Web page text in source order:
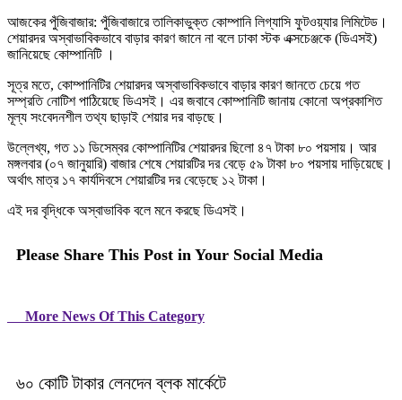
আজকের পুঁজিবাজার: পুঁজিবাজারে তালিকাভুক্ত কোম্পানি লিগ্যাসি ফুটওয়্যার লিমিটেড।
শেয়ারদর অস্বাভাবিকভাবে বাড়ার কারণ জানে না বলে ঢাকা স্টক এক্সচেঞ্জকে (ডিএসই)
জানিয়েছে কোম্পানিটি ।
সূত্র মতে, কোম্পানিটির শেয়ারদর অস্বাভাবিকভাবে বাড়ার কারণ জানতে চেয়ে গত
সম্প্রতি নোটিশ পাঠিয়েছে ডিএসই। এর জবাবে কোম্পানিটি জানায় কোনো অপ্রকাশিত
মূল্য সংবেদনশীল তথ্য ছাড়াই শেয়ার দর বাড়ছে।
উল্লেখ্য, গত ১১ ডিসেম্বর কোম্পানিটির শেয়ারদর ছিলো ৪৭ টাকা ৮০ পয়সায়। আর
মঙ্গলবার (০৭ জানুয়ারি) বাজার শেষে শেয়ারটির দর বেড়ে ৫৯ টাকা ৮০ পয়সায় দাড়িয়েছে।
অর্থাৎ মাত্র ১৭ কার্যদিবসে শেয়ারটির দর বেড়েছে ১২ টাকা।
এই দর বৃদ্ধিকে অস্বাভাবিক বলে মনে করছে ডিএসই।
Please Share This Post in Your Social Media
More News Of This Category
৬০ কোটি টাকার লেনদেন ব্লক মার্কেটে